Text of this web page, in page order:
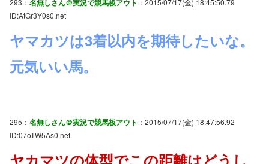
名無しさん＠実況で競馬板アウト
ID:AtGr3Y0s0.net
ヤマカツは3着以内を期待したいな。
元気いい馬。
295： 名無しさん＠実況で競馬板アウト ：2015/07/17(金) 18:47:56.92
ID:07oTW5As0.net
ヤカマツの体型でこの距離はどうし